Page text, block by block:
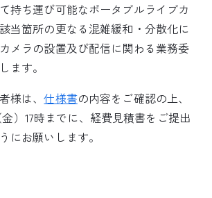
持ち運び可能なポータブルライブカ
当箇所の更なる混雑緩和・分散化に
メラの設置及び配信に関わる業務委
ます。
様は、仕様書の内容をご確認の上、
金）17時までに、経費見積書をご提出
にお願いします。